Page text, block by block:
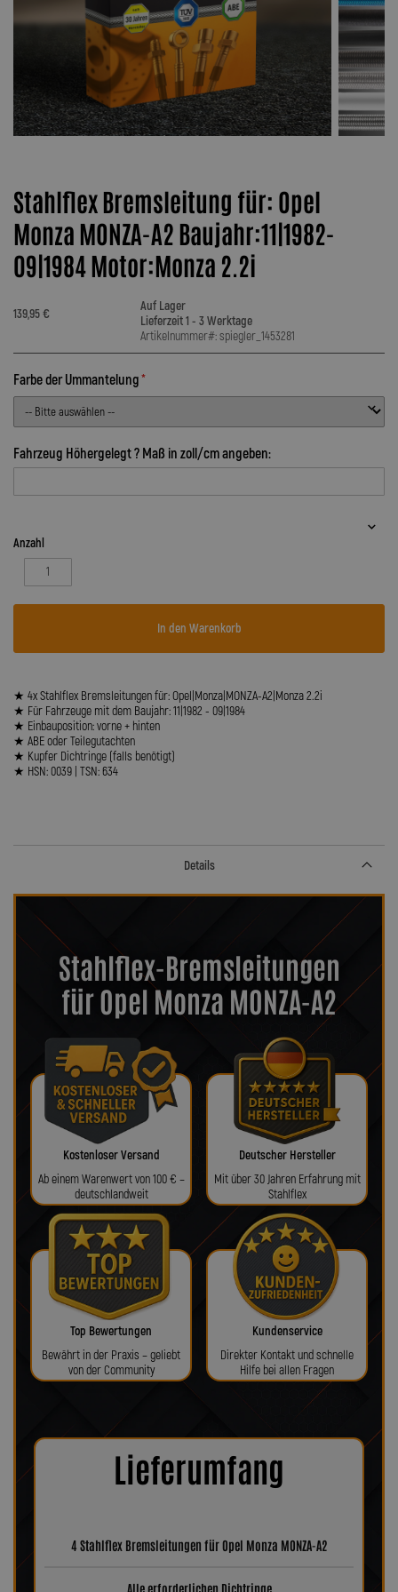
Stahlflex Bremsleitung für: Opel
Monza MONZA-A2 Baujahr:11|1982-
09|1984 Motor:Monza 2.2i
139,95 €
Auf Lager
Lieferzeit 1 - 3 Werktage
Artikelnummer#: spiegler_1453281
Farbe der Ummantelung
Fahrzeug Höhergelegt ? Maß in zoll/cm angeben:
Anzahl
In den Warenkorb
★ 4x Stahlflex Bremsleitungen für: Opel|Monza|MONZA-A2|Monza 2.2i
★ Für Fahrzeuge mit dem Baujahr: 11|1982 - 09|1984
★ Einbauposition: vorne + hinten
★ ABE oder Teilegutachten
★ Kupfer Dichtringe (falls benötigt)
★ HSN: 0039 | TSN: 634
Details
Stahlflex-Bremsleitungen
für Opel Monza MONZA-A2
Kostenloser Versand
Ab einem Warenwert von 100 € –
deutschlandweit
Deutscher Hersteller
Mit über 30 Jahren Erfahrung mit
Stahlflex
Top Bewertungen
Bewährt in der Praxis – geliebt
von der Community
Kundenservice
Direkter Kontakt und schnelle
Hilfe bei allen Fragen
Lieferumfang
4 Stahlflex Bremsleitungen für Opel Monza MONZA-A2
Alle erforderlichen Dichtringe